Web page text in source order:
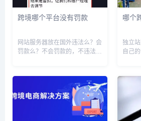
跨境哪个平台没有罚款
网站服务器放在国外违法么？会
罚款么？不会罚款的，不违法。
闷的但是如果你在网站上做一些
非法的事情，查出来是一视同仁
哪个
独立
自己
管理
降低
度。